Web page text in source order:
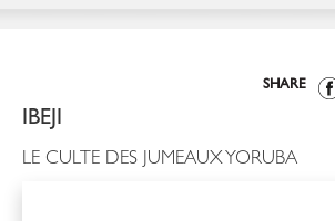
SHARE
IBEJI
LE CULTE DES JUMEAUX YORUBA